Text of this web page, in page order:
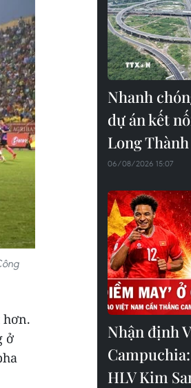
hơn.
ở
Nhanh
dự án kết
Long Thành
06/08/2026 15:07
Nhận định
HLV Kim